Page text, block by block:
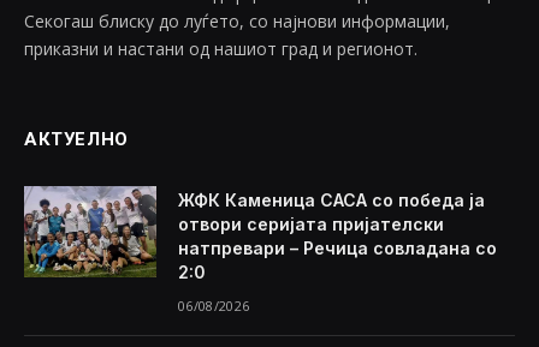
Секогаш блиску до луѓето, со најнови информации,
приказни и настани од нашиот град и регионот.
АКТУЕЛНО
ЖФК Каменица САСА со победа ја
отвори серијата пријателски
натпревари – Речица совладана со
2:0
06/08/2026